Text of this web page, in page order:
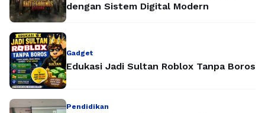
dengan Sistem Digital Modern
Gadget
Edukasi Jadi Sultan Roblox Tanpa Boros
Pendidikan